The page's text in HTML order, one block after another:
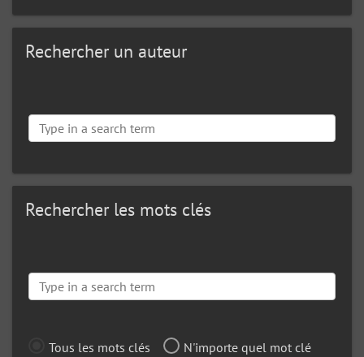
Rechercher un auteur
Rechercher les mots clés
Tous les mots clés N'importe quel mot clé